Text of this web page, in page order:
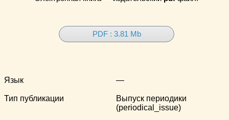
PDF : 3.81 Mb
Язык —
Тип публикации
Выпуск периодики
(periodical_issue)